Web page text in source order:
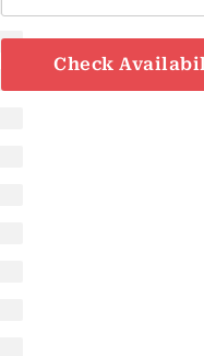
Check